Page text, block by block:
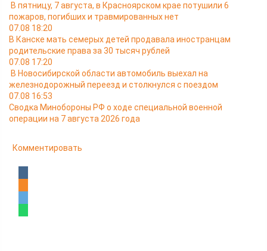
В пятницу, 7 августа, в Красноярском крае потушили 6
пожаров, погибших и травмированных нет
07.08 18:20
В Канске мать семерых детей продавала иностранцам
родительские права за 30 тысяч рублей
07.08 17:20
В Новосибирской области автомобиль выехал на
железнодорожный переезд и столкнулся с поездом
07.08 16:53
Сводка Минобороны РФ о ходе специальной военной
операции на 7 августа 2026 года
Комментировать